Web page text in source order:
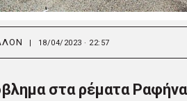
18/04/2023 · 22:57
στα ρέματα